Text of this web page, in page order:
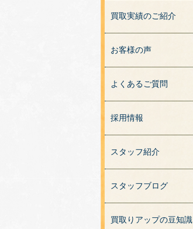
買取実績のご紹介
お客様の声
よくあるご質問
採用情報
スタッフ紹介
スタッフブログ
買取りアップの豆知識